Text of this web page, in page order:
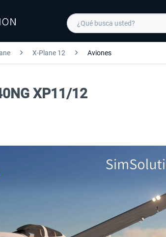
X-Plane 12 Aviones
XP11/12